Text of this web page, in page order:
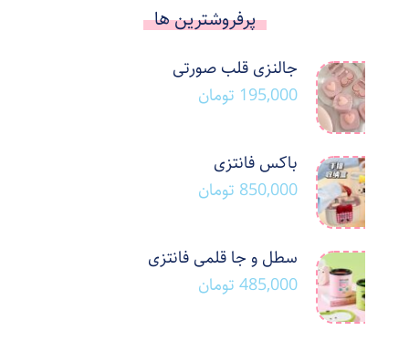
پرفروشترین ها
جالنزی قلب صورتی
195,000 تومان
باکس فانتزی
850,000 تومان
سطل و جا قلمی فانتزی
485,000 تومان